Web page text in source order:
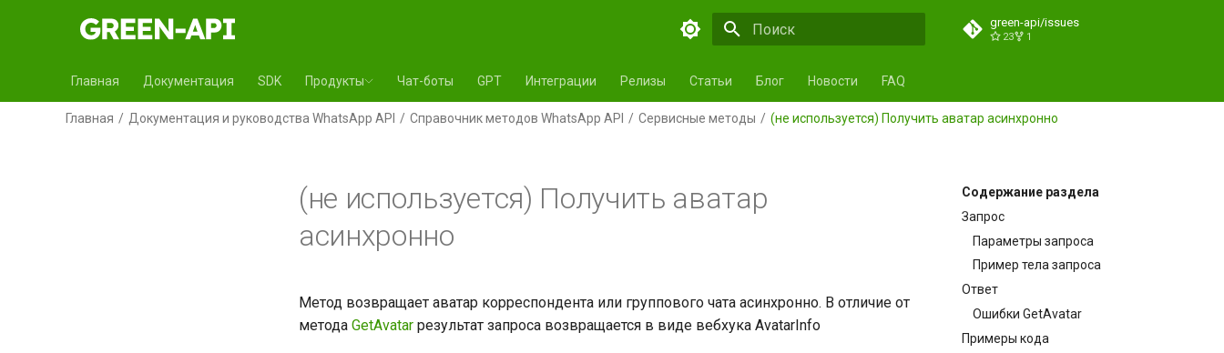
green-api/issues
23 1
Главная Документация SDK Продукты Чат-боты GPT Интеграции Релизы Статьи Блог Новости FAQ
Главная Документация и руководства WhatsApp API Справочник методов WhatsApp API Сервисные методы (не используется) Получить аватар асинхронно
Содержание раздела
Запрос
Параметры запроса
Пример тела запроса
Ответ
Ошибки GetAvatar
Примеры кода
(не используется) Получить аватар
асинхронно
Метод возвращает аватар корреспондента или группового чата асинхронно. В отличие от
метода GetAvatar результат запроса возвращается в виде вебхука AvatarInfo